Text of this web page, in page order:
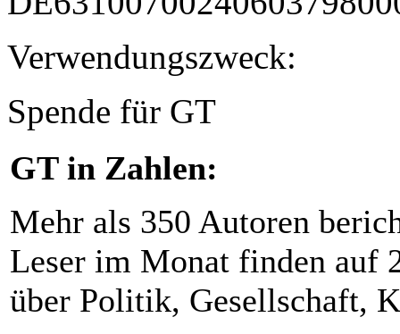
Verwendungszweck:
Spende für GT
GT in Zahlen:
Mehr als 350 Autoren
Leser im Monat finden auf
über Politik, Gesellschaft,